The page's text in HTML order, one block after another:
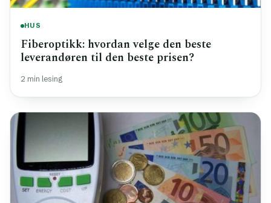
HUS
Fiberoptikk: hvordan velge den beste
leverandøren til den beste prisen?
2 min lesing